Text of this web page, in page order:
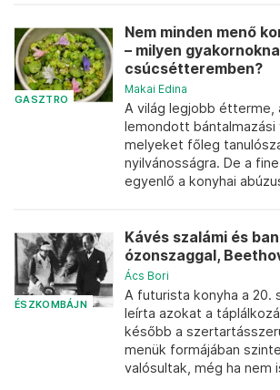
GASZTRO
Nem minden menő
– milyen
csúcsétteremben?
Makai Edina
A világ legjobb étterme,
lemondott bántalmazási
melyeket főleg
nyilvánosságra. De a
egyenlő a konyhai
ÉSZKOMBÁJN
Kávés szalámi és
ózonszaggal,
Ács Bori
A futurista konyha a 20.
leírta azokat a
később a
menük formájában
valósultak, még ha nem